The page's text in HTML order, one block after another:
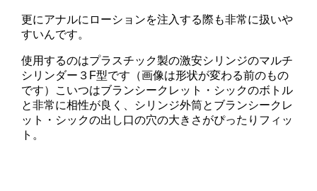
更にアナルにローションを注入する際も非常に扱いや
すいんです。
使用するのはプラスチック製の激安シリンジのマルチ
シリンダー３F型です（画像は形状が変わる前のもの
です）こいつはブランシークレット・シックのボトル
と非常に相性が良く、シリンジ外筒とブランシークレ
ット・シックの出し口の穴の大きさがぴったりフィッ
ト。